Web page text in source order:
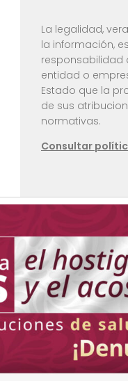
La legalidad,
la información,
responsabilidad
entidad o
Estado que la
de sus
normativas.
Consultar